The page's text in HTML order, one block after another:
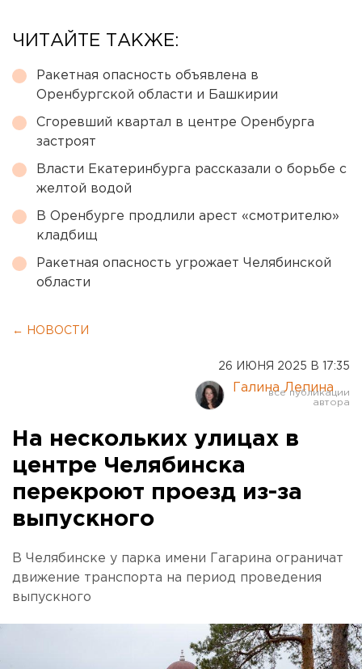
ЧИТАЙТЕ ТАКЖЕ:
Ракетная опасность объявлена в
Оренбургской области и Башкирии
Сгоревший квартал в центре Оренбурга
застроят
Власти Екатеринбурга рассказали о борьбе с
желтой водой
В Оренбурге продлили арест «смотрителю»
кладбищ
Ракетная опасность угрожает Челябинской
области
← НОВОСТИ
26 ИЮНЯ 2025 В 17:35
Галина Лепина
На нескольких улицах в
центре Челябинска
перекроют проезд из-за
выпускного
В Челябинске у парка имени Гагарина ограничат
движение транспорта на период проведения
выпускного